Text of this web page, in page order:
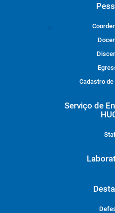
Cadastro de
Serviço de